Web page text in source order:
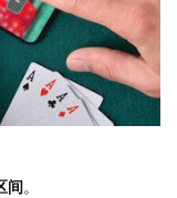
间。